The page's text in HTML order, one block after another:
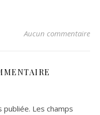
Aucun commentaire
publiée. Les champs